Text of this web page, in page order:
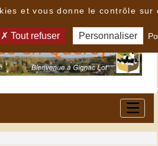
et vous donne le contrôle sur
Tout refuser Personnaliser